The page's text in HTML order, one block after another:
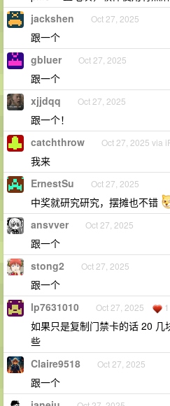
jackshen Oct 27, 2025
跟一个
gbluer Oct 27, 2025
跟一个
xjjdqq Oct 27, 2025
跟一个！
catchthrow Oct 27, 2025 via
我来
ErnestSu Oct 27, 2025
中奖就研究研究，摆摊也不错
ansvver Oct 27, 2025
跟一个
stong2 Oct 27, 2025
跟一个
lp7631010 Oct 27, 2025 1
如果只是复制门禁卡的话 20
些
Claire9518 Oct 27, 2025
跟一个